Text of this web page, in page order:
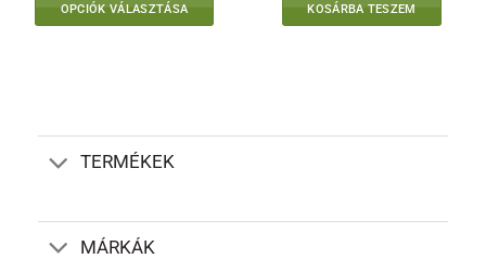
OPCIÓK VÁLASZTÁSA
van.
A
a
termékoldalon
KOSÁRBA TESZEM
TERMÉKEK
MÁRKÁK